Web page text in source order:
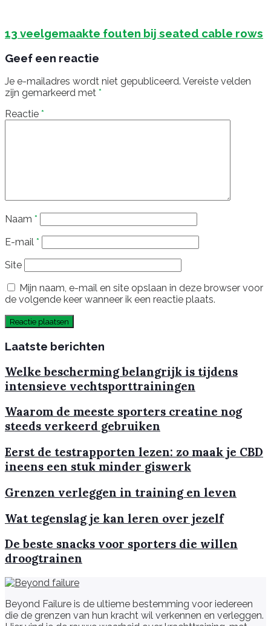
13 veelgemaakte fouten bij seated cable rows
Geef een reactie
Je e-mailadres wordt niet gepubliceerd. Vereiste velden
zijn gemarkeerd met *
Reactie *
Naam *
E-mail *
Site
Mijn naam, e-mail en site opslaan in deze browser voor
de volgende keer wanneer ik een reactie plaats.
Laatste berichten
Welke bescherming belangrijk is tijdens
intensieve vechtsporttrainingen
Waarom de meeste sporters creatine nog
steeds verkeerd gebruiken
Eerst de testrapporten lezen: zo maak je CBD
ineens een stuk minder giswerk
Grenzen verleggen in training en leven
Wat tegenslag je kan leren over jezelf
De beste snacks voor sporters die willen
droogtrainen
Beyond Failure is de ultieme bestemming voor iedereen
die de grenzen van hun kracht wil verkennen en verleggen.